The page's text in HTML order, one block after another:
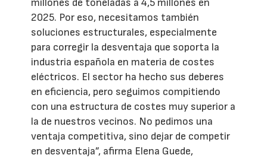
2025. Por eso, necesitamos también
soluciones estructurales, especialmente
para corregir la desventaja que soporta la
industria española en materia de costes
eléctricos. El sector ha hecho sus deberes
en eficiencia, pero seguimos compitiendo
con una estructura de costes muy superior a
la de nuestros vecinos. No pedimos una
ventaja competitiva, sino dejar de competir
en desventaja”, afirma Elena Guede,